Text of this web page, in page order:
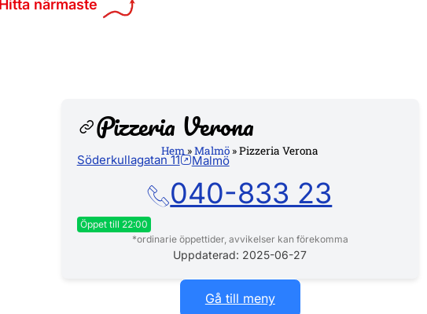
Hitta närmaste
Pizzeria Verona
Hem »Malmö »Pizzeria Verona
Söderkullagatan 11 Malmö
040-833 23
Öppet till 22:00
Måndag 11:00 - 22:00
11:00 - 22:00
*ordinarie öppettider, avvikelser kan förekomma
Uppdaterad: 2025-06-27
Gå till meny